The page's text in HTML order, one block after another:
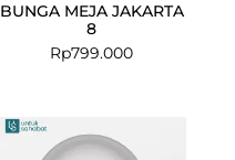
BUNGA MEJA JAKARTA
8
Rp799.000